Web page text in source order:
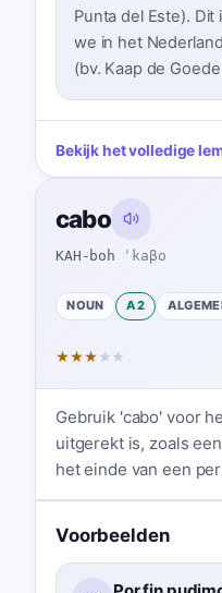
Punta del Este).
we in het
(bv. Kaap de
Bekijk het volledige
cabo
KAH-boh ˈkaβo
NOUN A2
★★★ ★ ★
Gebruik 'cabo' voor
uitgerekt is, zoals
het einde van een
Voorbeelden